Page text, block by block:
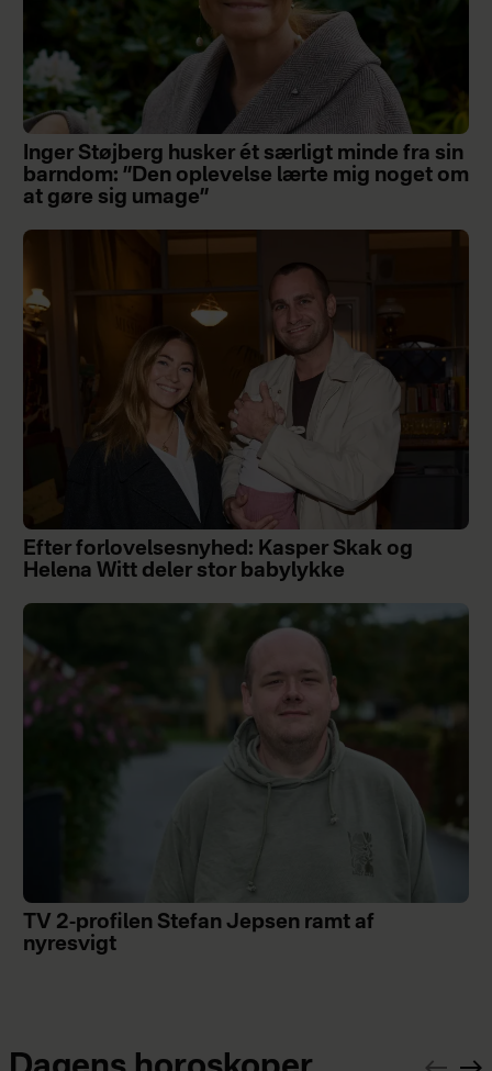
Inger Støjberg husker ét særligt minde fra sin
barndom: ”Den oplevelse lærte mig noget om
at gøre sig umage”
Efter forlovelsesnyhed: Kasper Skak og
Helena Witt deler stor babylykke
TV 2-profilen Stefan Jepsen ramt af
nyresvigt